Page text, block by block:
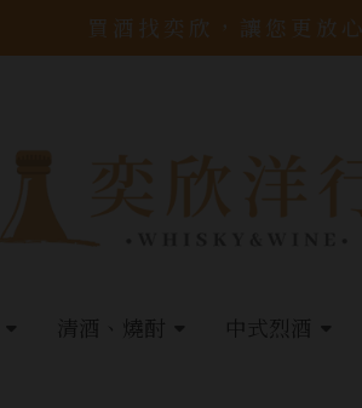
買酒找奕欣，讓您更放心
清酒、燒酎 中式烈酒